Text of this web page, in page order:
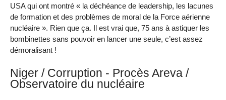
USA qui ont montré « la déchéance de leadership, les lacunes
de formation et des problèmes de moral de la Force aérienne
nucléaire ». Rien que ça. Il est vrai que, 75 ans à astiquer les
bombinettes sans pouvoir en lancer une seule, c’est assez
démoralisant !
Niger / Corruption - Procès Areva /
Observatoire du nucléaire